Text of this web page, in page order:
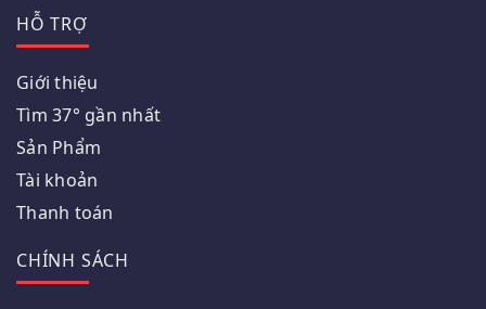
HỖ TRỢ
Giới thiệu
Tìm 37° gần nhất
Sản Phẩm
Tài khoản
Thanh toán
CHÍNH SÁCH